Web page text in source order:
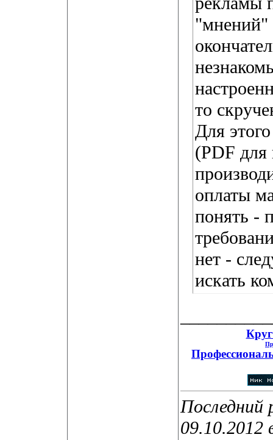
"мнений"
то
Для
(PDF для
оплаты
понять -
нет -
искать
Последний
09.10.2012